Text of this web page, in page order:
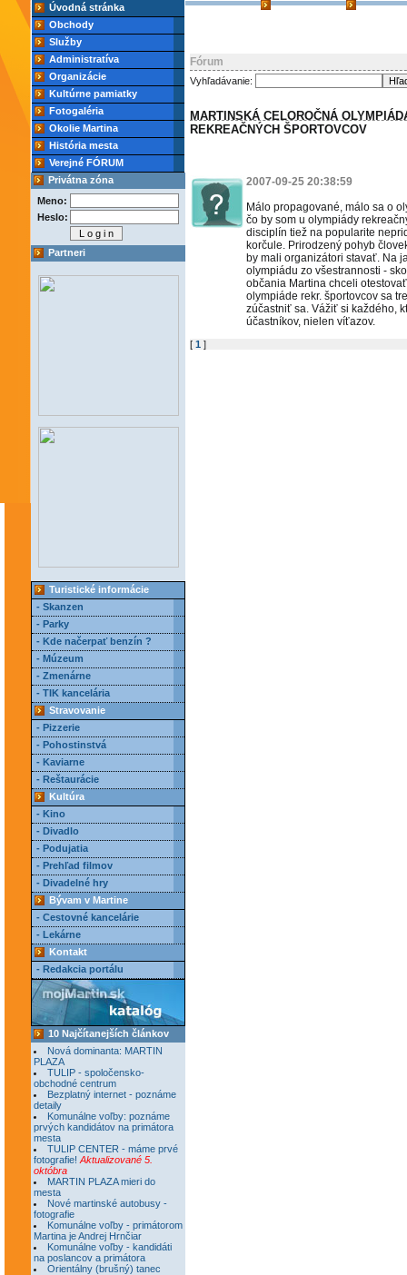
Úvodná stránka
Obchody
Služby
Administratíva
Organizácie
Kultúrne pamiatky
Fotogaléria
Okolie Martina
História mesta
Verejné FÓRUM
Privátna zóna
Meno:
Heslo:
Partneri
Turistické informácie
- Skanzen
- Parky
- Kde načerpať benzín ?
- Múzeum
- Zmenárne
- TIK kancelária
Stravovanie
- Pizzerie
- Pohostinstvá
- Kaviarne
- Reštaurácie
Kultúra
- Kino
- Divadlo
- Podujatia
- Prehľad filmov
- Divadelné hry
Bývam v Martine
- Cestovné kancelárie
- Lekárne
Kontakt
- Redakcia portálu
10 Najčítanejších článkov
Nová dominanta: MARTIN
PLAZA
TULIP - spoločensko-
obchodné centrum
Bezplatný internet - poznáme
detaily
Komunálne voľby: poznáme
prvých kandidátov na primátora
mesta
TULIP CENTER - máme prvé
fotografie! Aktualizované 5.
októbra
MARTIN PLAZA mieri do
mesta
Nové martinské autobusy -
fotografie
Komunálne voľby - primátorom
Martina je Andrej Hrnčiar
Komunálne voľby - kandidáti
na poslancov a primátora
Orientálny (brušný) tanec
Fórum
Vyhľadávanie:
MARTINSKÁ CELOROČNÁ
REKREAČNÝCH ŠPORTOVCOV
2007-09-25 20:38:59
Málo propagované, málo sa o
čo by som u olympiády
disciplín tiež na popularite
korčule. Prirodzený pohyb
by mali organizátori stavať. Na
olympiádu zo všestrannosti -
občania Martina chceli
olympiáde rekr. športovcov sa
zúčastniť sa. Vážiť si každého,
účastníkov, nielen víťazov.
[ 1 ]